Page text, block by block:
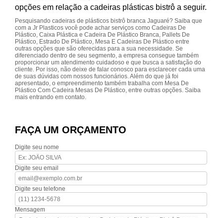
opções em relação a cadeiras plásticas bistrô a seguir.
Pesquisando cadeiras de plásticos bistrô branca Jaguaré? Saiba que
com a Jr Plasticos você pode achar serviços como Cadeiras De
Plástico, Caixa Plástica e Cadeira De Plástico Branca, Pallets De
Plástico, Estrado De Plástico, Mesa E Cadeiras De Plástico entre
outras opções que são oferecidas para a sua necessidade. Se
diferenciado dentro de seu segmento, a empresa consegue também
proporcionar um atendimento cuidadoso e que busca a satisfação do
cliente. Por isso, não deixe de falar conosco para esclarecer cada uma
de suas dúvidas com nossos funcionários. Além do que já foi
apresentado, o empreendimento também trabalha com Mesa De
Plástico Com Cadeira Mesas De Plástico, entre outras opções. Saiba
mais entrando em contato.
FAÇA UM ORÇAMENTO
Digite seu nome
Digite seu email
Digite seu telefone
Mensagem